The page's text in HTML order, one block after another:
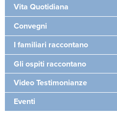
Vita Quotidiana
Convegni
I familiari raccontano
Gli ospiti raccontano
Video Testimonianze
Eventi